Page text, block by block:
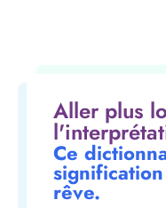
Aller plus
Ce
rêve.